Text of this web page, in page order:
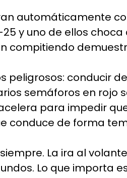
automáticamente
y uno de ellos
compitiendo
conducir
semáforos en
para impedir
conduce de forma
La ira al
Lo que importa